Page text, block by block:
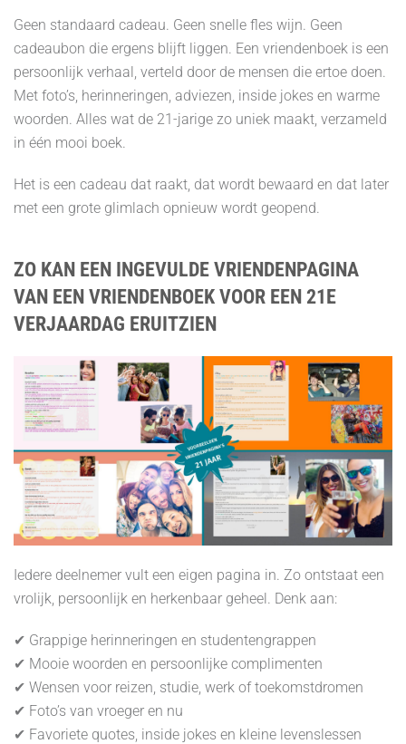
Geen standaard cadeau. Geen snelle fles wijn. Geen
cadeaubon die ergens blijft liggen. Een vriendenboek is een
persoonlijk verhaal, verteld door de mensen die ertoe doen.
Met foto’s, herinneringen, adviezen, inside jokes en warme
woorden. Alles wat de 21-jarige zo uniek maakt, verzameld
in één mooi boek.
Het is een cadeau dat raakt, dat wordt bewaard en dat later
met een grote glimlach opnieuw wordt geopend.
ZO KAN EEN INGEVULDE VRIENDENPAGINA
VAN EEN VRIENDENBOEK VOOR EEN 21E
VERJAARDAG ERUITZIEN
Iedere deelnemer vult een eigen pagina in. Zo ontstaat een
vrolijk, persoonlijk en herkenbaar geheel. Denk aan:
✔ Grappige herinneringen en studentengrappen
✔ Mooie woorden en persoonlijke complimenten
✔ Wensen voor reizen, studie, werk of toekomstdromen
✔ Foto’s van vroeger en nu
✔ Favoriete quotes, inside jokes en kleine levenslessen